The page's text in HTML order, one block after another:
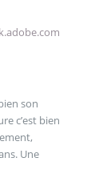
son
c’est bien
Une